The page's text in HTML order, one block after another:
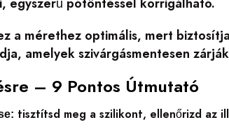
a mérethez optimális, mert
amelyek szivárgásmentesen
– 9 Pontos Útmutató
tisztítsd meg a szilikont, ellenőrizd az